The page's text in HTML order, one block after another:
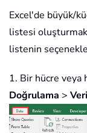
Excel'de büyük/
listesi
listenin
1. Bir hücre veya
Doğrulama >